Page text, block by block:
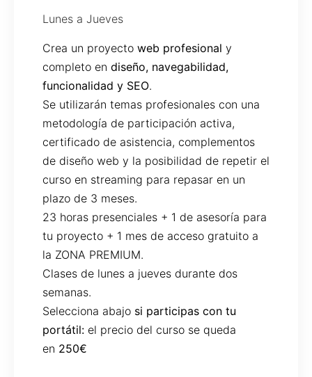
Lunes a Jueves
Crea un proyecto web profesional y
completo en diseño, navegabilidad,
funcionalidad y SEO.
Se utilizarán temas profesionales con una
metodología de participación activa,
certificado de asistencia, complementos
de diseño web y la posibilidad de repetir el
curso en streaming para repasar en un
plazo de 3 meses.
23 horas presenciales + 1 de asesoría para
tu proyecto + 1 mes de acceso gratuito a
la ZONA PREMIUM.
Clases de lunes a jueves durante dos
semanas.
Selecciona abajo si participas con tu
portátil: el precio del curso se queda
en 250€